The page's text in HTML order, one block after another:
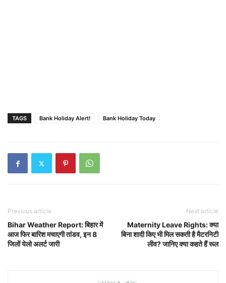
TAGS Bank Holiday Alert! Bank Holiday Today
Previous article
Bihar Weather Report: बिहार में
आज फिर बारिश मचाएगी तांडव, इन 8
जिलों येलो अलर्ट जारी
Next article
Maternity Leave Rights: क्या
बिना शादी किए भी मिल सकती है मैटरनिटी
लीव? जानिए क्या कहते हैं रूल